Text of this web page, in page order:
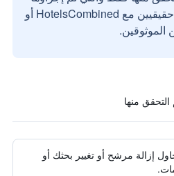
بواسطة مستخدمين حقيقيين مع HotelsCombined أو
الموثوقين.
إزالة مرشح أو تغيير بحثك أو